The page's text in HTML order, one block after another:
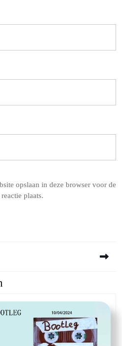
opslaan in deze browser voor de
plaats.